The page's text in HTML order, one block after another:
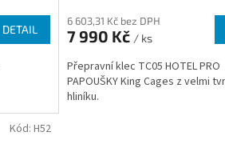
DETAIL
6 603,31 Kč bez DPH
7 990 Kč / ks
Přepravní klec TC05 HOTEL PRO
PAPOUŠKY King Cages z velmi
hliníku.
Kód: H52